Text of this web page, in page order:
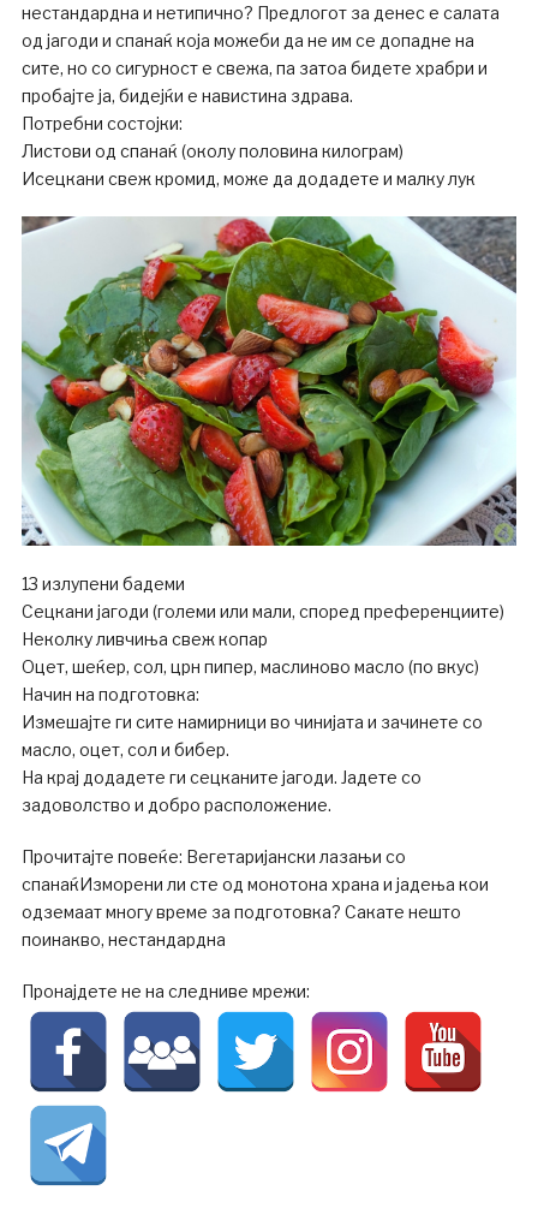
нестандардна и нетипично? Предлогот за денес е салата
од јагоди и спанаќ која можеби да не им се допадне на
сите, но со сигурност е свежа, па затоа бидете храбри и
пробајте ја, бидејќи е навистина здрава.
Потребни состојки:
Листови од спанаќ (околу половина килограм)
Исецкани свеж кромид, може да додадете и малку лук
13 излупени бадеми
Сецкани јагоди (големи или мали, според преференциите)
Неколку ливчиња свеж копар
Оцет, шеќер, сол, црн пипер, маслиново масло (по вкус)
Начин на подготовка:
Измешајте ги сите намирници во чинијата и зачинете со
масло, оцет, сол и бибер.
На крај додадете ги сецканите јагоди. Јадете со
задоволство и добро расположение.
Прочитајте повеќе: Вегетаријански лазањи со
спанаќИзморени ли сте од монотона храна и јадења кои
одземаат многу време за подготовка? Сакате нешто
поинакво, нестандардна
Пронајдете не на следниве мрежи: